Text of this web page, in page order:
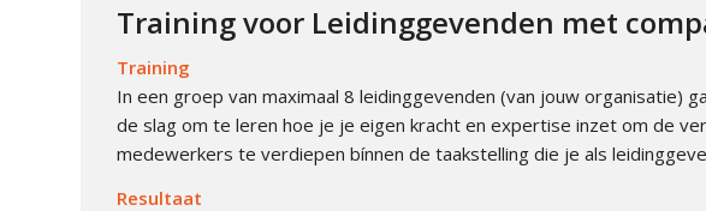
Training voor Leidinggevenden met
Training
In een groep van maximaal 8 leidinggevenden (van jouw organisatie)
de slag om te leren hoe je je eigen kracht en expertise inzet om de
medewerkers te verdiepen bínnen de taakstelling die je als
Resultaat